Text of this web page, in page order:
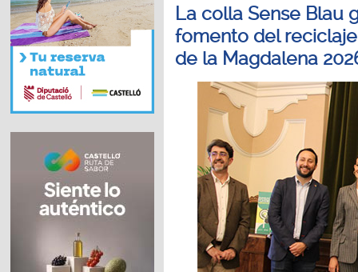
La colla Sense Blau
fomento del
de la Magdalena